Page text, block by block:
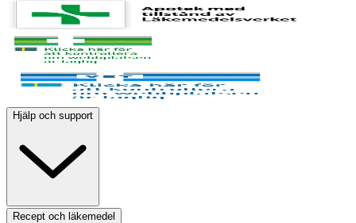
Hjälp och support
Recept och läkemedel